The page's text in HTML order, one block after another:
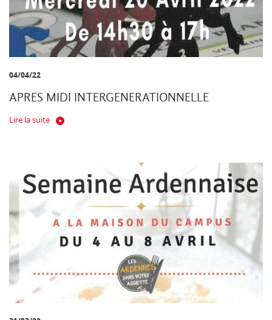
04/04/22
APRES MIDI INTERGENERATIONNELLE
Lire la suite